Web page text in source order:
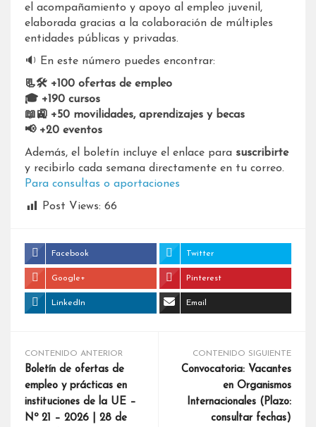
el acompañamiento y apoyo al empleo juvenil,
elaborada gracias a la colaboración de múltiples
entidades públicas y privadas.
🔉 En este número puedes encontrar:
📃🛠 +100 ofertas de empleo
🎓 +190 cursos
📖🚉 +50 movilidades, aprendizajes y becas
📢 +20 eventos
Además, el boletín incluye el enlace para suscribirte
y recibirlo cada semana directamente en tu correo.
Para consultas o aportaciones
Post Views: 66
Facebook Twitter
Google+ Pinterest
LinkedIn Email
CONTENIDO ANTERIOR
Boletín de ofertas de
empleo y prácticas en
instituciones de la UE –
Nº 21 – 2026 | 28 de
CONTENIDO SIGUIENTE
Convocatoria: Vacantes
en Organismos
Internacionales (Plazo:
consultar fechas)